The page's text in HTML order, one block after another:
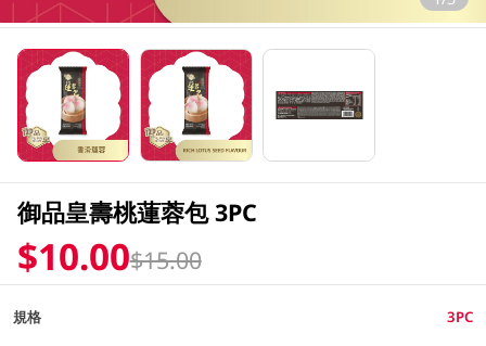
御品皇壽桃蓮蓉包 3PC
$10.00$15.00
規格 3PC